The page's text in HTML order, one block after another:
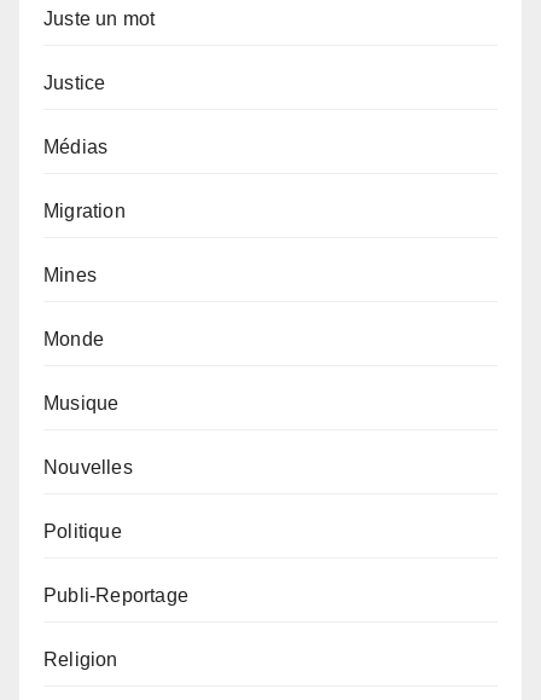
Juste un mot
Justice
Médias
Migration
Mines
Monde
Musique
Nouvelles
Politique
Publi-Reportage
Religion